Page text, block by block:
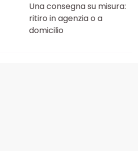
Una consegna su misura:
ritiro in agenzia o a
domicilio